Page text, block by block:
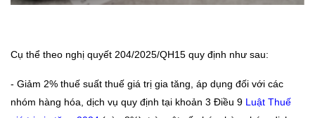
Cụ thể theo nghị quyết 204/2025/QH15 quy định như sau:
- Giảm 2% thuế suất thuế giá trị gia tăng, áp dụng đối với các
nhóm hàng hóa, dịch vụ quy định tại khoản 3 Điều 9 Luật Thuế